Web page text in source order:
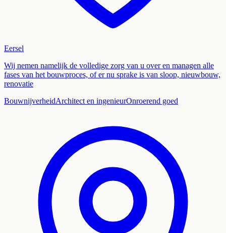
Eersel
Wij nemen namelijk de volledige zorg van u over en managen alle
fases van het bouwproces, of er nu sprake is van sloop, nieuwbouw,
renovatie
BouwnijverheidArchitect en ingenieurOnroerend goed